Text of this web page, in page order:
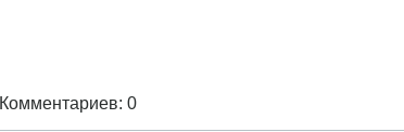
Комментариев: 0